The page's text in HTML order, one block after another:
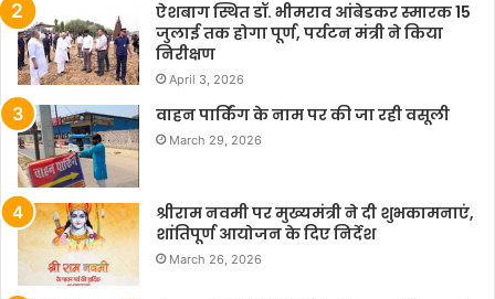
ऐशबाग स्थित डॉ. भीमराव आंबेडकर स्मारक 15
जुलाई तक होगा पूर्ण, पर्यटन मंत्री ने किया
निरीक्षण
April 3, 2026
वाहन पार्किंग के नाम पर की जा रही वसूली
March 29, 2026
श्रीराम नवमी पर मुख्यमंत्री ने दी शुभकामनाएं,
शांतिपूर्ण आयोजन के दिए निर्देश
March 26, 2026